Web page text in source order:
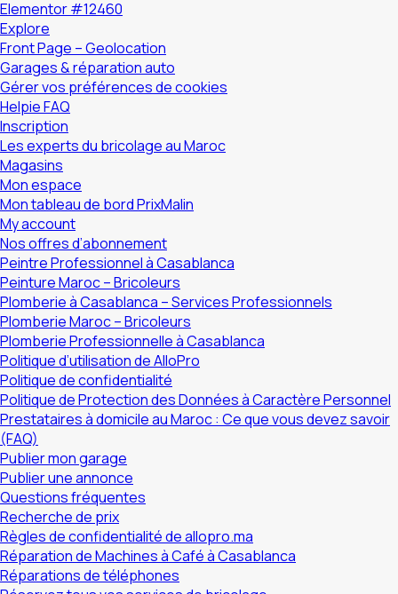
Elementor #12460
Explore
Front Page – Geolocation
Garages & réparation auto
Gérer vos préférences de cookies
Helpie FAQ
Inscription
Les experts du bricolage au Maroc
Magasins
Mon espace
Mon tableau de bord PrixMalin
My account
Nos offres d’abonnement
Peintre Professionnel à Casablanca
Peinture Maroc – Bricoleurs
Plomberie à Casablanca – Services Professionnels
Plomberie Maroc – Bricoleurs
Plomberie Professionnelle à Casablanca
Politique d’utilisation de AlloPro
Politique de confidentialité
Politique de Protection des Données à Caractère Personnel
Prestataires à domicile au Maroc : Ce que vous devez savoir
(FAQ)
Publier mon garage
Publier une annonce
Questions fréquentes
Recherche de prix
Règles de confidentialité de allopro.ma
Réparation de Machines à Café à Casablanca
Réparations de téléphones